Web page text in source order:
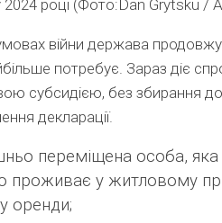
2024 році (Фото:Dan Grytsku /
війни держава
потребує. Зараз діє
субсидією, без збирання
декларації.
переміщена особа,
проживає у житловому
оренди;